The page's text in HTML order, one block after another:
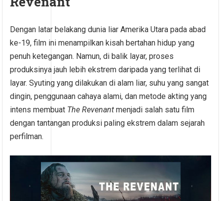
Dengan latar belakang dunia liar Amerika Utara pada abad
ke-19, film ini menampilkan kisah bertahan hidup yang
penuh ketegangan. Namun, di balik layar, proses
produksinya jauh lebih ekstrem daripada yang terlihat di
layar. Syuting yang dilakukan di alam liar, suhu yang sangat
dingin, penggunaan cahaya alami, dan metode akting yang
intens membuat The Revenant menjadi salah satu film
dengan tantangan produksi paling ekstrem dalam sejarah
perfilman.